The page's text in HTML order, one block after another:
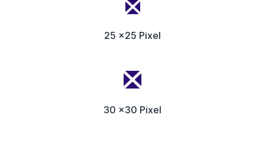
25 x25 Pixel
30 x30 Pixel